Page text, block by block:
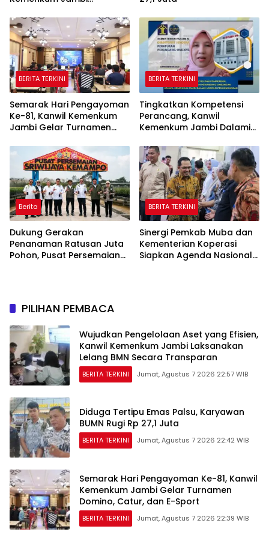
Secara Transparan
BERITA TERKINI
Semarak Hari Pengayoman
Ke-81, Kanwil Kemenkum
Jambi Gelar Turnamen
BERITA TERKINI
Tingkatkan Kompetensi
Perancang, Kanwil
Kemenkum Jambi Dalami
Peraturan Perundang-
undangan
Berita
Dukung Gerakan
Penanaman Ratusan Juta
Pohon, Pusat Persemaian
BERITA TERKINI
Sinergi Pemkab Muba dan
Kementerian Koperasi
Siapkan Agenda Nasional
PILIHAN PEMBACA
Wujudkan Pengelolaan Aset yang Efisien,
Kanwil Kemenkum Jambi Laksanakan
Lelang BMN Secara Transparan
BERITA TERKINI Jumat, Agustus 7 2026 22:57 WIB
Diduga Tertipu Emas Palsu, Karyawan
BUMN Rugi Rp 27,1 Juta
BERITA TERKINI Jumat, Agustus 7 2026 22:42 WIB
Semarak Hari Pengayoman Ke-81, Kanwil
Kemenkum Jambi Gelar Turnamen
Domino, Catur, dan E-Sport
BERITA TERKINI Jumat, Agustus 7 2026 22:39 WIB